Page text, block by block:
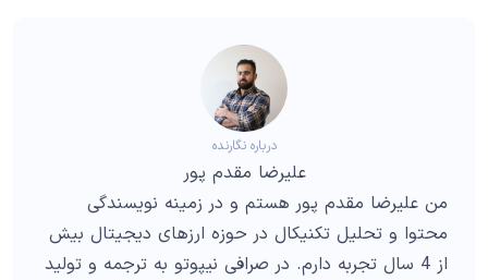
درباره نگارنده
علیرضا مقدم پور
من علیرضا مقدم پور هستم و در زمینه نویسندگی
محتوا و تحلیل تکنیکال در حوزه ارزهای دیجیتال بیش
از 4 سال تجربه دارم. در صرافی نیپوتو به ترجمه و تولید